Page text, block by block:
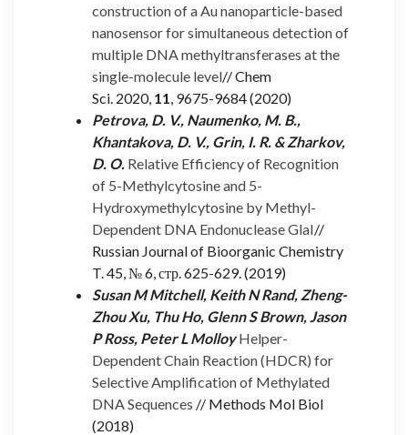
construction of a Au nanoparticle-based
nanosensor for simultaneous detection of
multiple DNA methyltransferases at the
single-molecule level// Chem
Sci. 2020, 11 , 9675-9684 (2020)
Petrova, D. V., Naumenko, M. B.,
Khantakova, D. V., Grin, I. R. & Zharkov,
D. O. Relative Efficiency of Recognition
of 5-Methylcytosine and 5-
Hydroxymethylcytosine by Methyl-
Dependent DNA Endonuclease GlaI//
Russian Journal of Bioorganic Chemistry
T. 45, № 6, стр. 625-629. (2019)
Susan M Mitchell, Keith N Rand, Zheng-
Zhou Xu, Thu Ho, Glenn S Brown, Jason
P Ross, Peter L Molloy Helper-
Dependent Chain Reaction (HDCR) for
Selective Amplification of Methylated
DNA Sequences // Methods Mol Biol
(2018)